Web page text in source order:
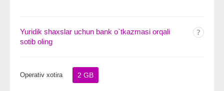
Yuridik shaxslar uchun bank o`tkazmasi orqali
sotib oling
Operativ xotira 2 GB